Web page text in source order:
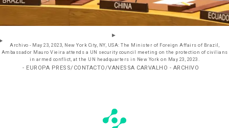
Archivo - May 23, 2023, New York City, NY, USA: The Minister of Foreign Affairs of Brazil,
Ambassador Mauro Vieira attends a UN security council meeting on the protection of civilians
in armed conflict, at the UN headquarters in New York on May 23, 2023.
- EUROPA PRESS/CONTACTO/VANESSA CARVALHO - ARCHIVO